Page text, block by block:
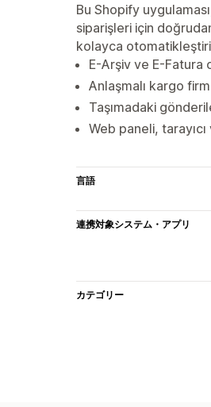
Bu Shopify
siparişleri için
kolayca
E-Arşiv ve E-Fatura
Anlaşmalı kargo
Taşımadaki
Web paneli,
言語
連携対象システム・アプリ
カテゴリー